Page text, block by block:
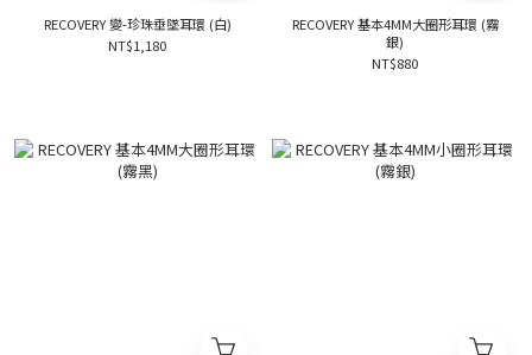
RECOVERY 變-珍珠垂墜耳環 (白)
NT$1,180
RECOVERY 基本4MM大圈形耳環 (霧
銀)
NT$880